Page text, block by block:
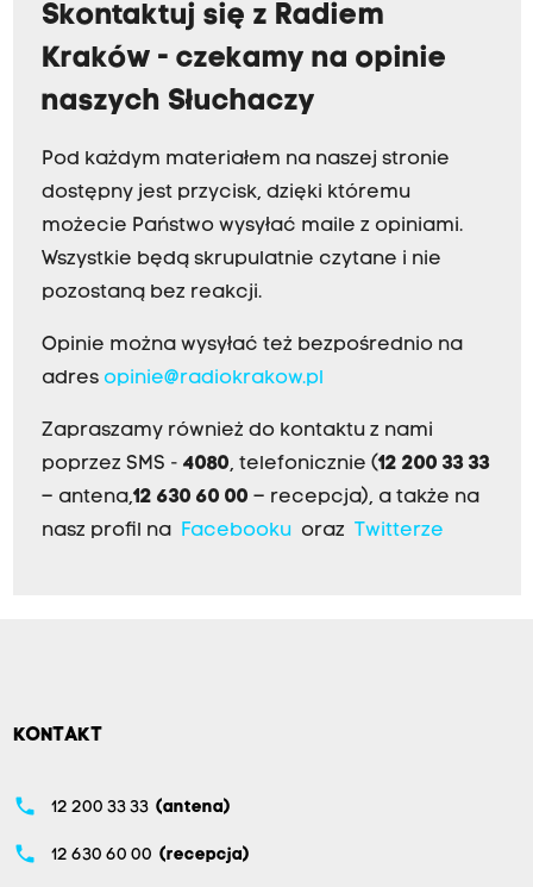
Skontaktuj się z Radiem
Kraków - czekamy na opinie
naszych Słuchaczy
Pod każdym materiałem na naszej stronie
dostępny jest przycisk, dzięki któremu
możecie Państwo wysyłać maile z opiniami.
Wszystkie będą skrupulatnie czytane i nie
pozostaną bez reakcji.
Opinie można wysyłać też bezpośrednio na
adres opinie@radiokrakow.pl
Zapraszamy również do kontaktu z nami
poprzez SMS - 4080, telefonicznie (12 200 33 33
– antena,12 630 60 00 – recepcja), a także na
nasz profil na Facebookuoraz Twitterze
KONTAKT
phone 12 200 33 33 (antena)
phone 12 630 60 00 (recepcja)